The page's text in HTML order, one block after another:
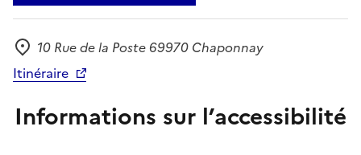
Adresse
10 Rue de la Poste 69970 Chaponnay
Itinéraire
Informations sur l’accessibilité